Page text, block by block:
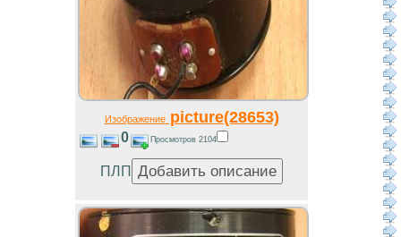
Изображениеpicture(28653)
0 Просмотров 2104
ПЛП